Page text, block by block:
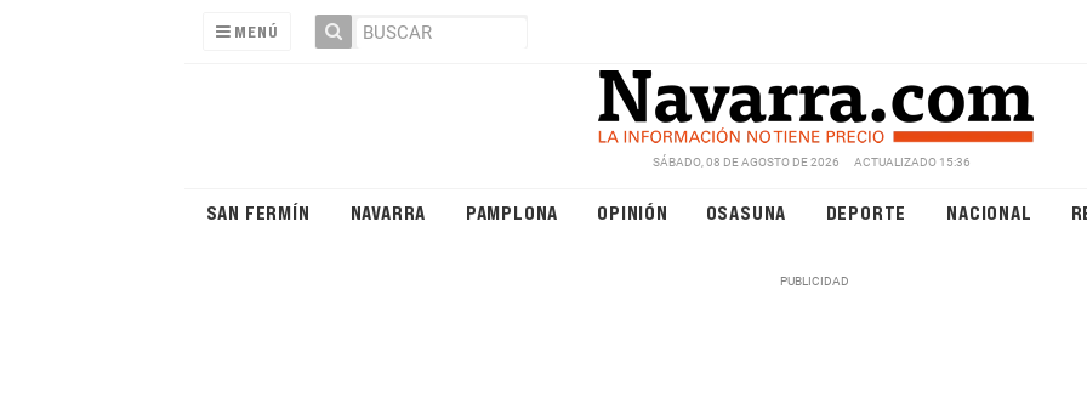
MENÚ
SÁBADO, 08 DE AGOSTO DE 2026 ACTUALIZADO 15:36
SAN FERMÍN NAVARRA PAMPLONA OPINIÓN OSASUNA DEPORTE NACIONAL